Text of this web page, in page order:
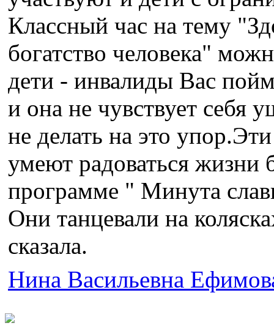
Классный час на тему
богатство человека"
дети - инвалиды Вас
и она не чувствует себя
не делать на это
умеют радоваться
программе " Минута
Они танцевали на
сказала.
Нина Васильевна